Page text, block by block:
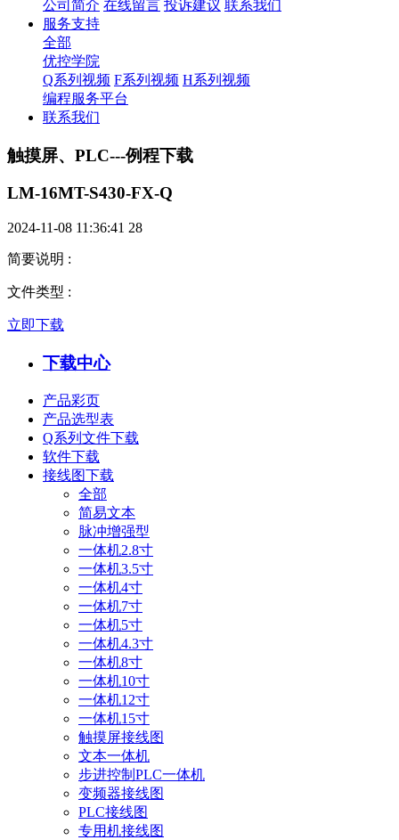
公司简介 在线留言 投诉建议 联系我们
服务支持
全部
优控学院
Q系列视频 F系列视频 H系列视频
编程服务平台
联系我们
触摸屏、PLC---例程下载
LM-16MT-S430-FX-Q
2024-11-08 11:36:41 28
简要说明 :
文件类型 :
立即下载
下载中心
产品彩页
产品选型表
Q系列文件下载
软件下载
接线图下载
全部
简易文本
脉冲增强型
一体机2.8寸
一体机3.5寸
一体机4寸
一体机7寸
一体机5寸
一体机4.3寸
一体机8寸
一体机10寸
一体机12寸
一体机15寸
触摸屏接线图
文本一体机
步进控制PLC一体机
变频器接线图
PLC接线图
专用机接线图